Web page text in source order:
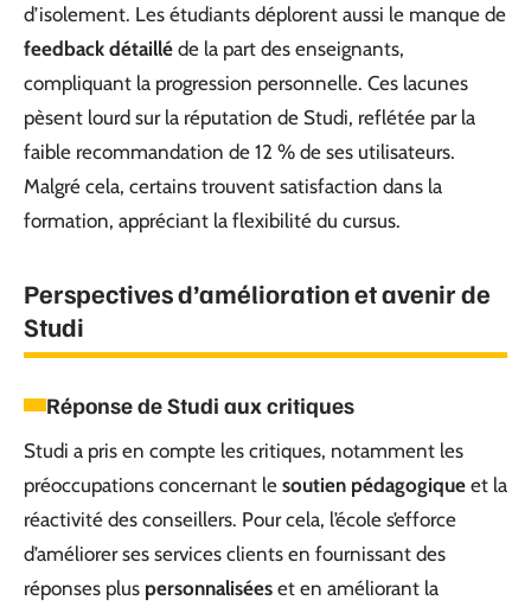
d’isolement. Les étudiants déplorent aussi le manque de
feedback détaillé de la part des enseignants,
compliquant la progression personnelle. Ces lacunes
pèsent lourd sur la réputation de Studi, reflétée par la
faible recommandation de 12 % de ses utilisateurs.
Malgré cela, certains trouvent satisfaction dans la
formation, appréciant la flexibilité du cursus.
Perspectives d’amélioration et avenir de
Studi
Réponse de Studi aux critiques
Studi a pris en compte les critiques, notamment les
préoccupations concernant le soutien pédagogique et la
réactivité des conseillers. Pour cela, l’école s’efforce
d’améliorer ses services clients en fournissant des
réponses plus personnalisées et en améliorant la